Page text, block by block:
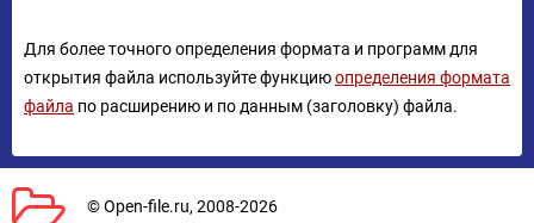
Для более точного определения формата и программ для
открытия файла используйте функциюопределения формата
файла по расширению и по данным (заголовку) файла.
© Open-file.ru, 2008-2026